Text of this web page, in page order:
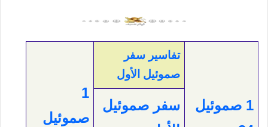
1 صموئيل
تفاسير سفر
صموئيل الأول
1
صموئيل
سفر صموئيل